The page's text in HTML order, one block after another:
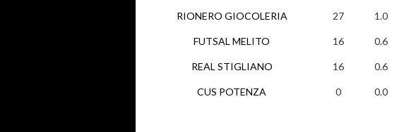
RIONERO GIOCOLERIA
FUTSAL MELITO
REAL STIGLIANO
CUS POTENZA
27 1.0
16 0.6
16 0.6
0 0.0